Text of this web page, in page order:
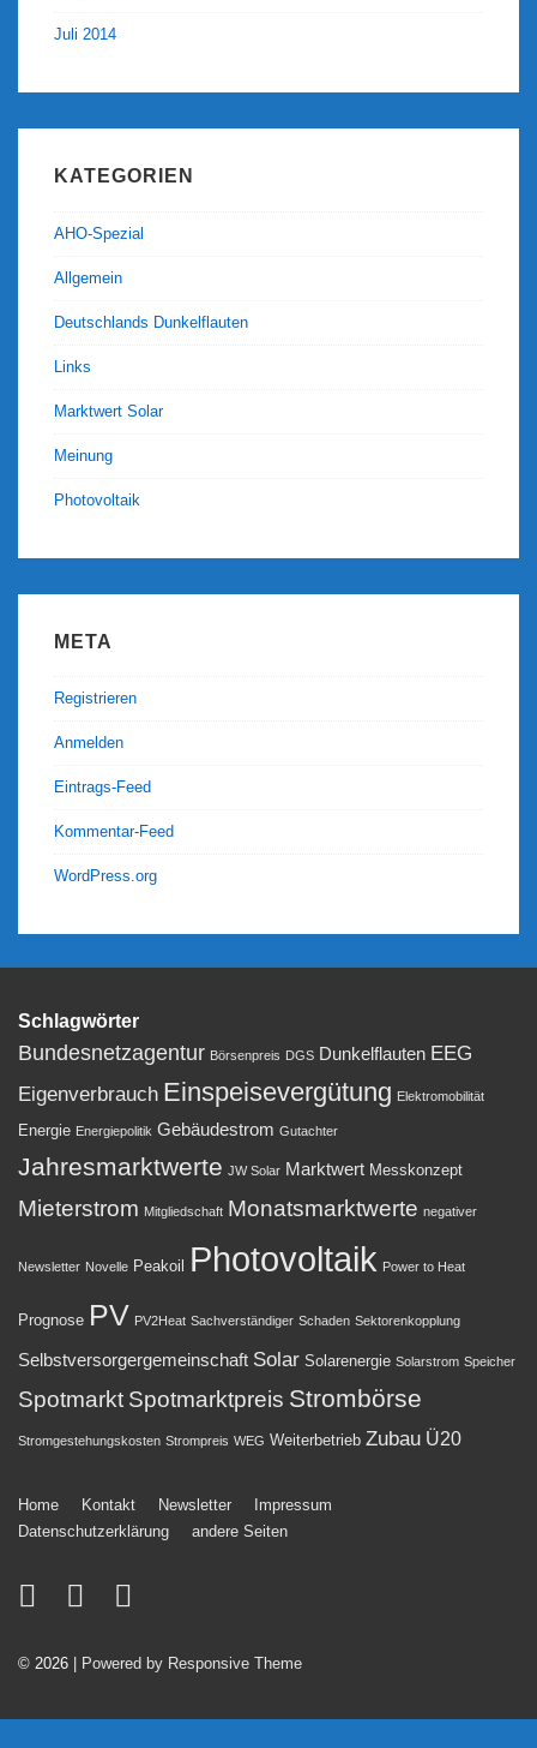
Juli 2014
KATEGORIEN
AHO-Spezial
Allgemein
Deutschlands Dunkelflauten
Links
Marktwert Solar
Meinung
Photovoltaik
META
Registrieren
Anmelden
Eintrags-Feed
Kommentar-Feed
WordPress.org
Schlagwörter
Bundesnetzagentur Börsenpreis DGS Dunkelflauten EEG
Eigenverbrauch Einspeisevergütung Elektromobilität
Energie Energiepolitik Gebäudestrom Gutachter
Jahresmarktwerte JW Solar Marktwert Messkonzept
Mieterstrom Mitgliedschaft Monatsmarktwerte negativer
Newsletter Novelle Peakoil Photovoltaik Power to Heat
Prognose PV PV2Heat Sachverständiger Schaden Sektorenkopplung
Selbstversorgergemeinschaft Solar Solarenergie Solarstrom Speicher
Spotmarkt Spotmarktpreis Strombörse
Stromgestehungskosten Strompreis WEG Weiterbetrieb Zubau Ü20
Footer-
Menü
Home Kontakt Newsletter
Impressum
Datenschutzerklärung
andere Seiten
© 2026 | Powered by Responsive Theme